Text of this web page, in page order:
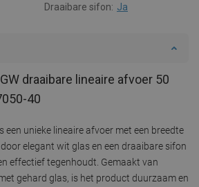
Draaibare sifon: Ja
draaibare lineaire afvoer 50
40
een unieke lineaire afvoer met een breedte
elegant wit glas en een draaibare sifon
effectief tegenhoudt. Gemaakt van
gehard glas, is het product duurzaam en